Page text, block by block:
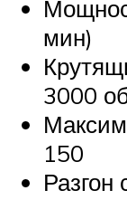
мин)
3000
150
Разгон